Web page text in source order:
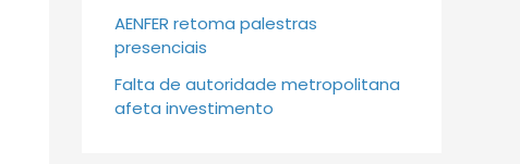
AENFER retoma palestras
presenciais
Falta de autoridade metropolitana
afeta investimento